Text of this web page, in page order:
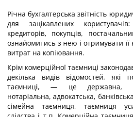
Річна бухгалтерська звітність
для зацікавлених
кредиторів, покупців,
ознайомитись з нею і отримувати її
витрат на копіювання.
Крім комерційної таємниці
декілька видів відомостей, які
таємниці, — це державна,
нотаріальна, адвокатська,
сімейна таємниця, таємниця